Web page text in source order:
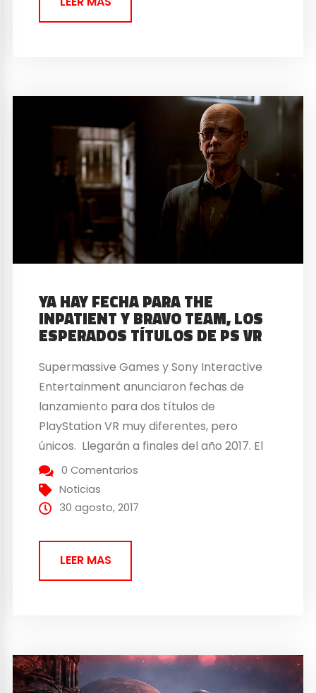
YA HAY FECHA PARA THE
INPATIENT Y BRAVO TEAM, LOS
ESPERADOS TÍTULOS DE PS VR
Supermassive Games y Sony Interactive
Entertainment anunciaron fechas de
lanzamiento para dos títulos de
PlayStation VR muy diferentes, pero
únicos. Llegarán a finales del año 2017. El
primero de estos dos juegos, The Inpatient,
se estrenará el 22 de noviembre de 2017.
Para aquellos que no lo recuerden, The
0 Comentarios
Noticias
30 agosto, 2017
LEER MAS